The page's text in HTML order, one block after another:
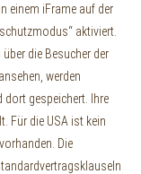
einem iFrame auf der
aktiviert.
die Besucher der
werden
dort gespeichert. Ihre
Für die USA ist kein
Die